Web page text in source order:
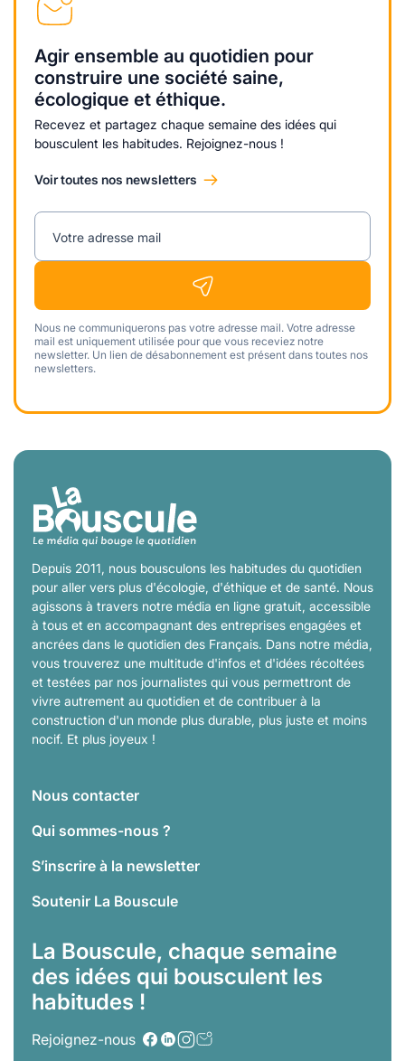
Agir ensemble au quotidien pour
construire une société saine,
écologique et éthique.
Recevez et partagez chaque semaine des idées qui
bousculent les habitudes. Rejoignez-nous !
Voir toutes nos newsletters
Votre adresse mail
Nous ne communiquerons pas votre adresse mail. Votre adresse
mail est uniquement utilisée pour que vous receviez notre
newsletter. Un lien de désabonnement est présent dans toutes nos
newsletters.
Depuis 2011, nous bousculons les habitudes du quotidien
pour aller vers plus d'écologie, d'éthique et de santé. Nous
agissons à travers notre média en ligne gratuit, accessible
à tous et en accompagnant des entreprises engagées et
ancrées dans le quotidien des Français. Dans notre média,
vous trouverez une multitude d'infos et d'idées récoltées
et testées par nos journalistes qui vous permettront de
vivre autrement au quotidien et de contribuer à la
construction d'un monde plus durable, plus juste et moins
nocif. Et plus joyeux !
Nous contacter
Qui sommes-nous ?
S’inscrire à la newsletter
Soutenir La Bouscule
La Bouscule, chaque semaine
des idées qui bousculent les
habitudes !
Rejoignez-nous